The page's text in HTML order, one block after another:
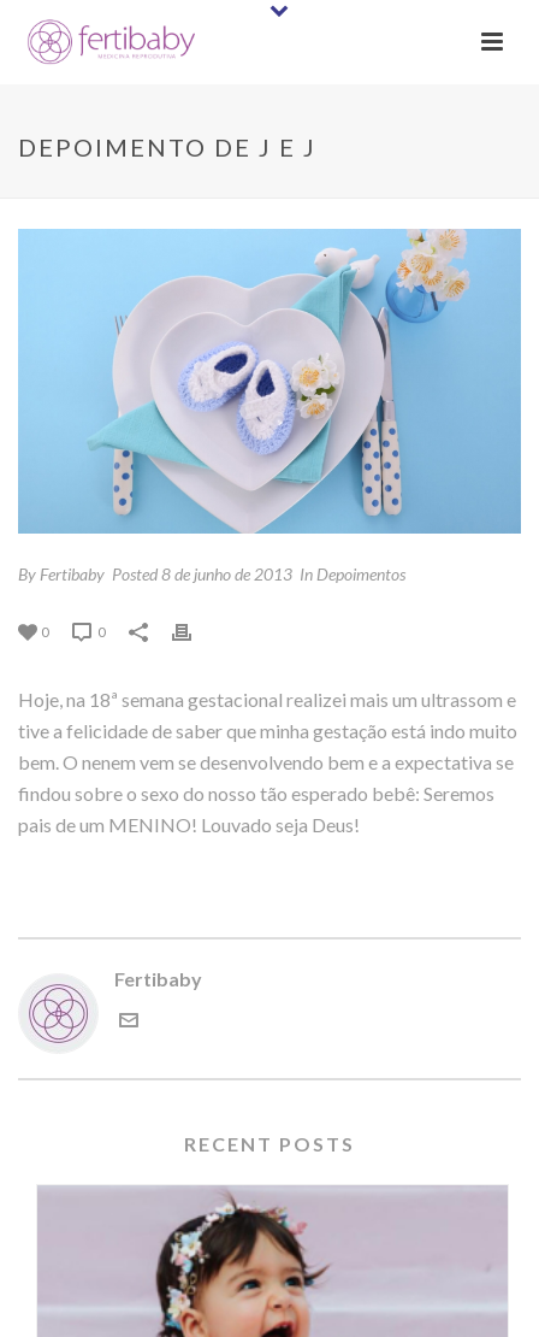
DEPOIMENTO DE J E J
By Fertibaby Posted8 de junho de 2013 In Depoimentos
0 0
Hoje, na 18ª semana gestacional realizei mais um ultrassom e
tive a felicidade de saber que minha gestação está indo muito
bem. O nenem vem se desenvolvendo bem e a expectativa se
findou sobre o sexo do nosso tão esperado bebê: Seremos
pais de um MENINO! Louvado seja Deus!
Fertibaby
RECENT POSTS